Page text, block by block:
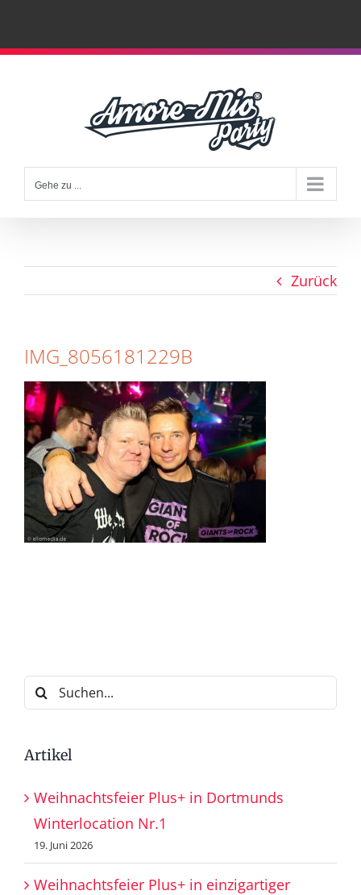
Zum
Gehe zu ...
Zurück
IMG_8056181229B
Suche
nach:
Artikel
Weihnachtsfeier Plus+ in Dortmunds
Winterlocation Nr.1
19. Juni 2026
Weihnachtsfeier Plus+ in einzigartiger